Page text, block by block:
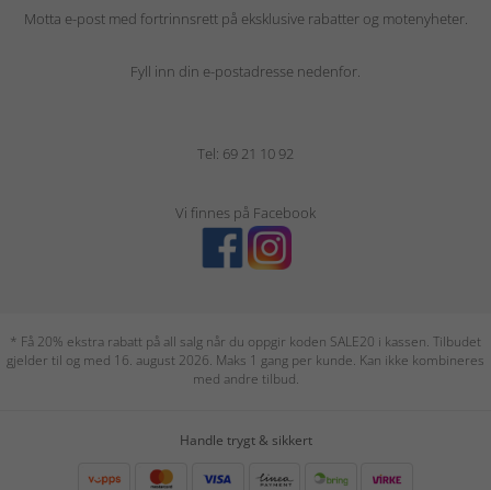
Motta e-post med fortrinnsrett på eksklusive rabatter og motenyheter.
Fyll inn din e-postadresse nedenfor.
Tel: 69 21 10 92
Vi finnes på Facebook
* Få 20% ekstra rabatt på all salg når du oppgir koden SALE20 i kassen. Tilbudet
gjelder til og med 16. august 2026. Maks 1 gang per kunde. Kan ikke kombineres
med andre tilbud.
Handle trygt & sikkert